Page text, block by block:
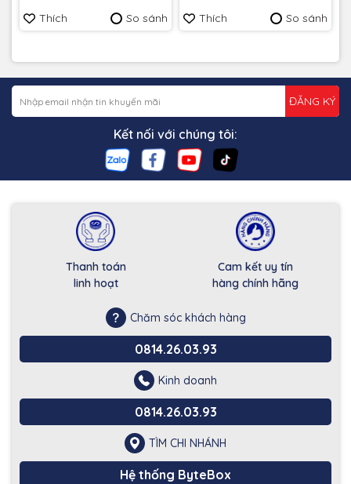
Thích So sánh Thích So sánh
ĐĂNG KÝ
Kết nối với chúng tôi:
Thanh toán
linh hoạt
Cam kết uy tín
hàng chính hãng
Chăm sóc khách hàng
0814.26.03.93
Kinh doanh
0814.26.03.93
TÌM CHI NHÁNH
Hệ thống ByteBox